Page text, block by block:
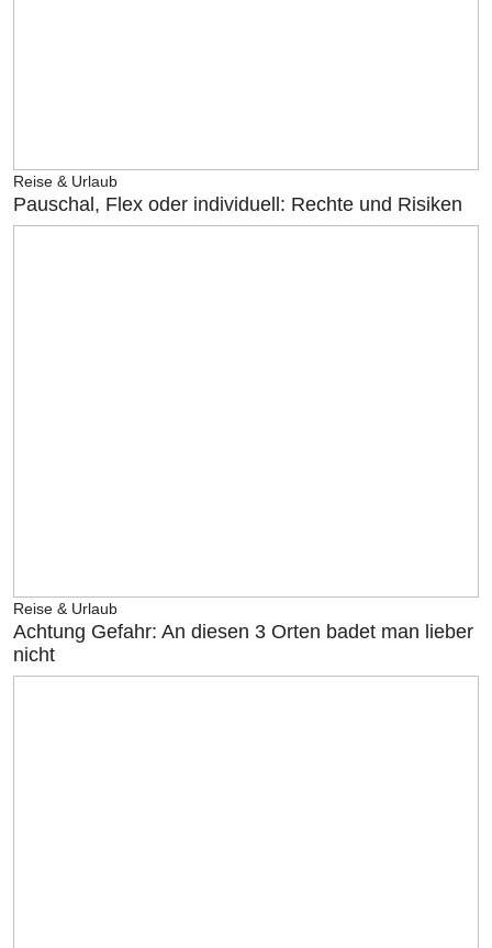
Reise & Urlaub
Pauschal, Flex oder individuell: Rechte und Risiken
Reise & Urlaub
Achtung Gefahr: An diesen 3 Orten badet man lieber
nicht